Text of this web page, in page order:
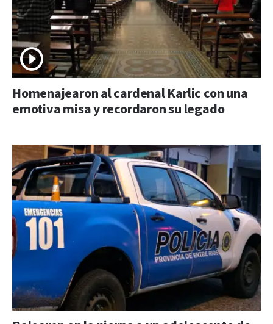
Homenajearon al cardenal Karlic con una
emotiva misa y recordaron su legado